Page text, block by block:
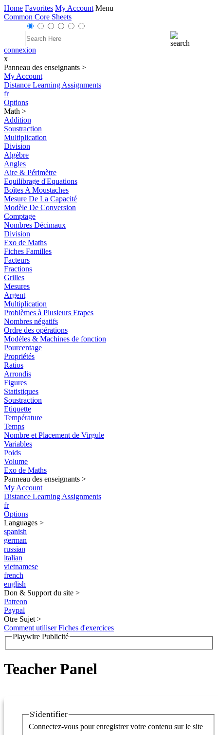
Home Favorites My Account Menu
Common Core Sheets
connexion
x
Panneau des enseignants >
My Account
Distance Learning Assignments
fr
Options
Math >
Addition
Soustraction
Multiplication
Division
Algèbre
Angles
Aire & Périmètre
Equilibrage d'Equations
Boîtes A Moustaches
Mesure De La Capacité
Modèle De Conversion
Comptage
Nombres Décimaux
Division
Exo de Maths
Fiches Familles
Facteurs
Fractions
Grilles
Mesures
Argent
Multiplication
Problèmes à Plusieurs Etapes
Nombres négatifs
Ordre des opérations
Modèles & Machines de fonction
Pourcentage
Propriétés
Ratios
Arrondis
Figures
Statistiques
Soustraction
Etiquette
Température
Temps
Nombre et Placement de Virgule
Variables
Poids
Volume
Exo de Maths
Panneau des enseignants >
My Account
Distance Learning Assignments
fr
Options
Languages >
spanish
german
russian
italian
vietnamese
french
english
Don & Support du site >
Patreon
Paypal
Otre Sujet >
Comment utiliser Fiches d'exercices
Playwire Publicité
Teacher Panel
S'identifier
Connectez-vous pour enregistrer votre contenu sur le site